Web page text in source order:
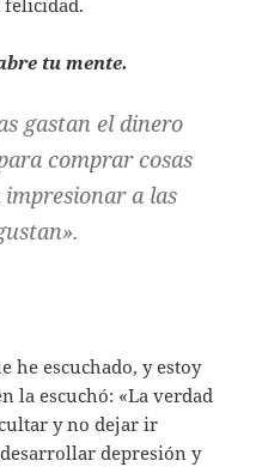
felicidad.
tu mente.
gastan el dinero
comprar cosas
a las
he escuchado, y estoy
la escuchó: «La verdad
y no dejar ir
depresión y